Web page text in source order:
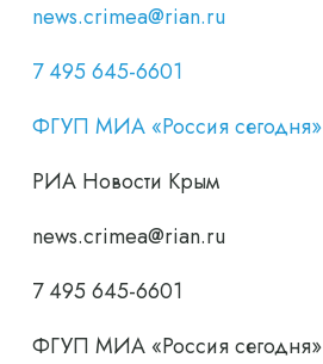
news.crimea@rian.ru
7 495 645-6601
ФГУП МИА «Россия сегодня»
РИА Новости Крым
news.crimea@rian.ru
7 495 645-6601
ФГУП МИА «Россия сегодня»